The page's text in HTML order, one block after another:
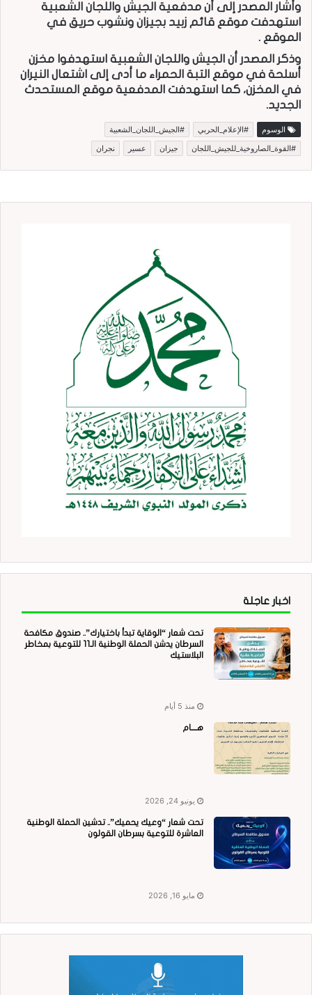
وأشار المصدر إلى أن مدفعية الجيش واللجان الشعبية
استهدفت موقع قائم زبيد بجيزان ونشوب حريق في
الموقع .
وذكر المصدر أن الجيش واللجان الشعبية استهدفوا مخزن
أسلحة في موقع التبة الحمراء ما أدى إلى اشتعال النيران
في المخزن، كما استهدفت المدفعية موقع المستحدث
الجديد.
الوسوم #الإعلام_الحربي
#الجيش_اللجان_الشعبية
#القوة_الصاروخية_للجيش_اللجان
جيزان عسير نجران
اخبار عاجلة
تحت شعار “الوقاية تبدأ باختيارك”.. صندوق مكافحة
السرطان يدشن الحملة الوطنية الـ11 للتوعية بمخاطر
البلاستيك
منذ 5 أيام
هــــام
يونيو 24, 2026
تحت شعار “وعيك يحميك”.. تدشين الحملة الوطنية
العاشرة للتوعية بسرطان القولون
مايو 16, 2026